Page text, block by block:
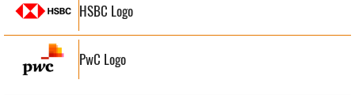
HSBC Logo
PwC Logo